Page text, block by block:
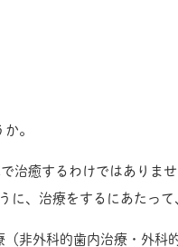
。
治癒するわけではありま
治療をするにあたって
非外科的歯内治療・外